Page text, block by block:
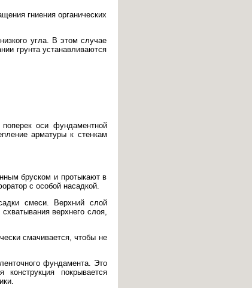
гниения органических
угла. В этом случае
грунта устанавливаются
оси фундаментной
арматуры к стенкам
бруском и протыкают в
с особой насадкой.
смеси. Верхний слой
верхнего слоя,
смачивается, чтобы не
фундамента. Это
покрывается